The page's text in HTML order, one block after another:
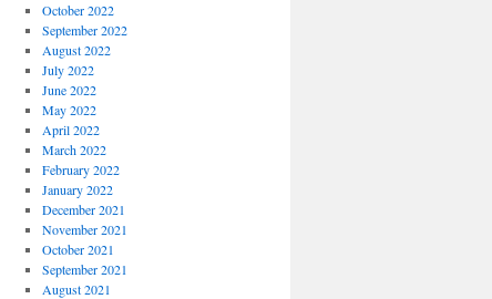
October 2022
September 2022
August 2022
July 2022
June 2022
May 2022
April 2022
March 2022
February 2022
January 2022
December 2021
November 2021
October 2021
September 2021
August 2021